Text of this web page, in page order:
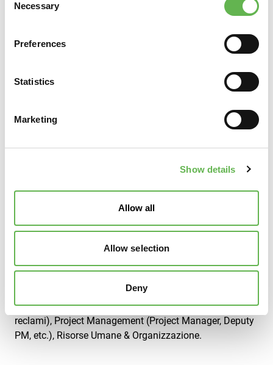
Selection
Necessary
Preferences
Statistics
Marketing
Show details
Allow all
Allow selection
Deny
Criteri di valutazione dell’accordo raggiunto
Principali fattori e criticità da conoscere e saper
Distanza culturale
I fattori socio-culturali e le insidie/trappole delle
A CHI È RIVOLTO
Export/ Vendite Internazionali, key account, Buyer
(Acquisti), Customer Service (Gestione contestazioni e
reclami), Project Management (Project Manager, Deputy
PM, etc.), Risorse Umane & Organizzazione.